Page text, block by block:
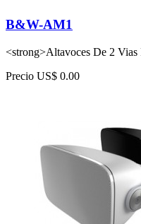
B&W-AM1
<strong>Altavoces De 2 Vias
Precio US$ 0.00